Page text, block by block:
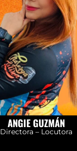
ANGIE GUZMÁN
Directora – Locutora